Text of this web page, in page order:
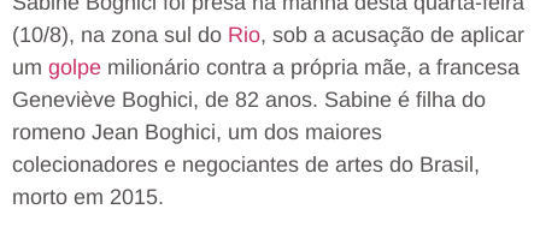
(10/8), na zona sul do Rio, sob a acusação de aplicar
um golpe milionário contra a própria mãe, a francesa
Geneviève Boghici, de 82 anos. Sabine é filha do
romeno Jean Boghici, um dos maiores
colecionadores e negociantes de artes do Brasil,
morto em 2015.